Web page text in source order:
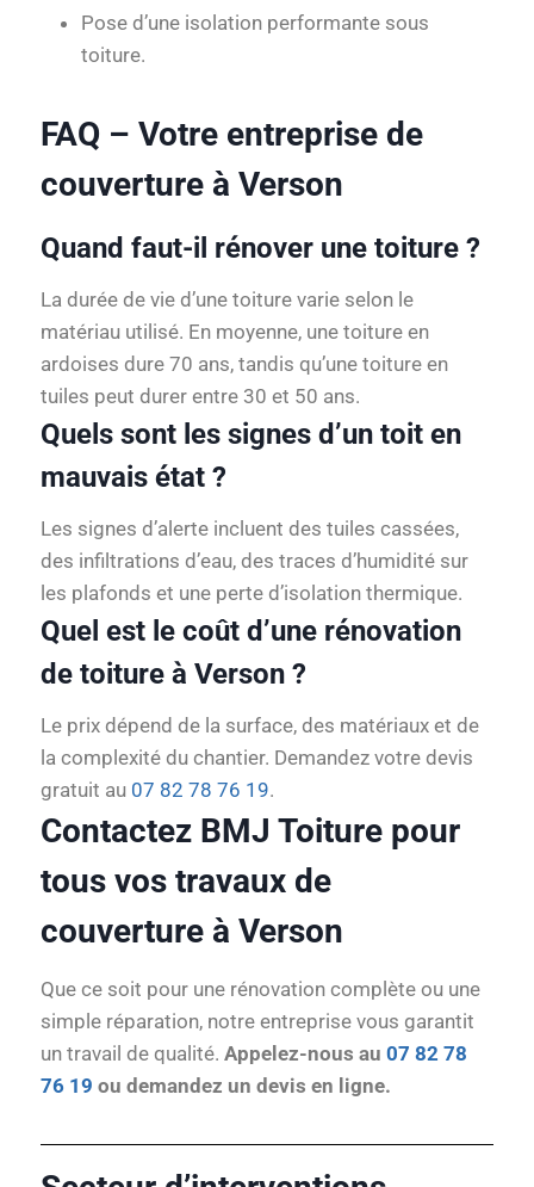
Pose d’une isolation performante sous
toiture.
FAQ – Votre entreprise de
couverture à Verson
Quand faut-il rénover une toiture ?
La durée de vie d’une toiture varie selon le
matériau utilisé. En moyenne, une toiture en
ardoises dure 70 ans, tandis qu’une toiture en
tuiles peut durer entre 30 et 50 ans.
Quels sont les signes d’un toit en
mauvais état ?
Les signes d’alerte incluent des tuiles cassées,
des infiltrations d’eau, des traces d’humidité sur
les plafonds et une perte d’isolation thermique.
Quel est le coût d’une rénovation
de toiture à Verson ?
Le prix dépend de la surface, des matériaux et de
la complexité du chantier. Demandez votre devis
gratuit au 07 82 78 76 19.
Contactez BMJ Toiture pour
tous vos travaux de
couverture à Verson
Que ce soit pour une rénovation complète ou une
simple réparation, notre entreprise vous garantit
un travail de qualité. Appelez-nous au 07 82 78
76 19 ou demandez un devis en ligne.